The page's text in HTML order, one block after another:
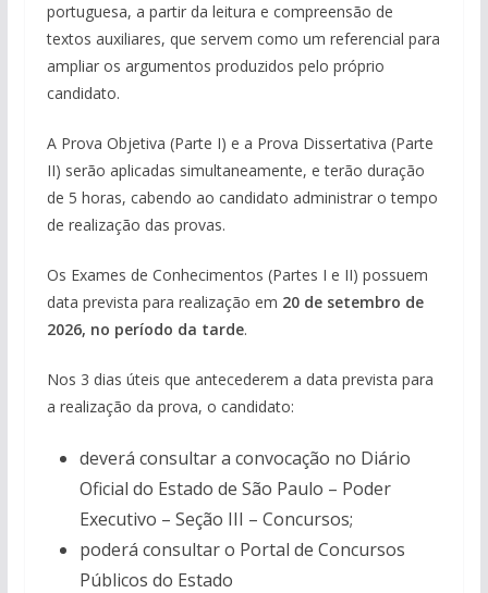
portuguesa, a partir da leitura e compreensão de
textos auxiliares, que servem como um referencial para
ampliar os argumentos produzidos pelo próprio
candidato.
A Prova Objetiva (Parte I) e a Prova Dissertativa (Parte
II) serão aplicadas simultaneamente, e terão duração
de 5 horas, cabendo ao candidato administrar o tempo
de realização das provas.
Os Exames de Conhecimentos (Partes I e II) possuem
data prevista para realização em 20 de setembro de
2026, no período da tarde.
Nos 3 dias úteis que antecederem a data prevista para
a realização da prova, o candidato:
deverá consultar a convocação no Diário
Oficial do Estado de São Paulo – Poder
Executivo – Seção III – Concursos;
poderá consultar o Portal de Concursos
Públicos do Estado